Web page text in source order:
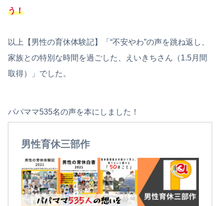
う！
以上【男性の育休体験記】「“不安やわ”の声を跳ね返し、
家族との特別な時間を過ごした、えいきちさん（1.5月間
取得）」でした。
パパママ535名の声を本にしました！
男性育休三部作